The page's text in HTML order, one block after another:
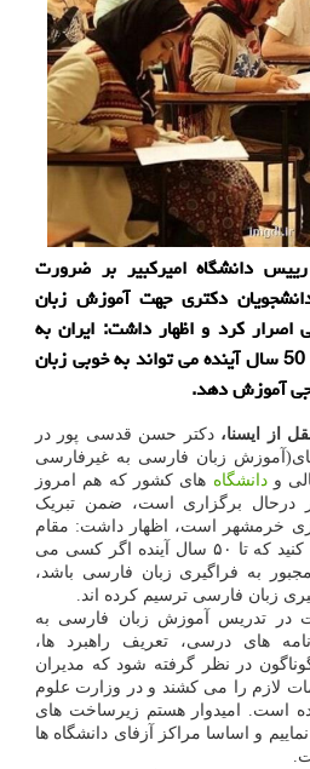
دانشگاه امیرکبیر بر ضرورت
دکتری جهت آموزش زبان
اصرار کرد و اظهار داشت: ایران به
عنوان کشور مهم در آسیا تا 50 سال آینده می تواند به خوبی زبان
آموزش دهد.
از ایسنا،دکتر حسن قدسی پور در
زبان فارسی به غیرفارسی
ودانشگاه های کشور که هم امروز
درحال برگزاری است، ضمن تبریک
خرمشهر است، اظهار داشت: مقام
معظم رهبری فرمودند کاری کنید که تا ۵۰ سال آینده اگر کسی می
مجبور به فراگیری زبان فارسی باشد،
در تدریس آموزش زبان فارسی به
های درسی، تعریف راهبرد ها،
در نظر گرفته شود که مدیران
لازم را می کشند و در وزارت علوم
است. امیدوار هستم زیرساخت های
و اساسا مراکز آزفای دانشگاه ها